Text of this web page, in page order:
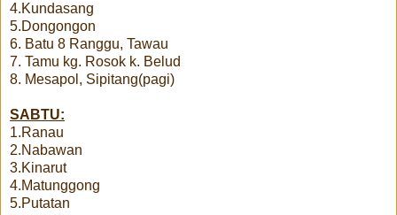
4.Kundasang
5.Dongongon
6. Batu 8 Ranggu, Tawau
7. Tamu kg. Rosok k. Belud
8. Mesapol, Sipitang(pagi)
SABTU:
1.Ranau
2.Nabawan
3.Kinarut
4.Matunggong
5.Putatan